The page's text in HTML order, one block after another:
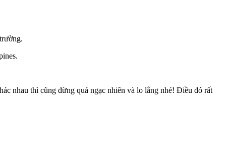
nhau thì cũng đừng quá ngạc nhiên và lo lắng nhé! Điều đó rất